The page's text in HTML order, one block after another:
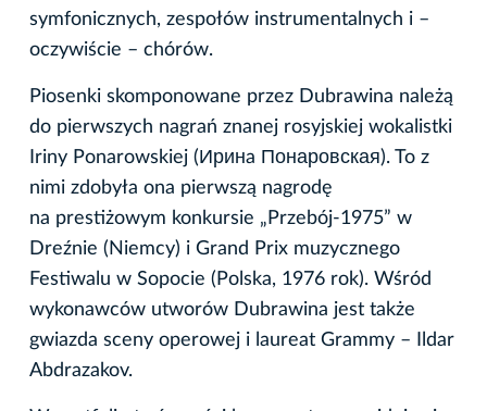
symfonicznych, zespołów instrumentalnych i –
oczywiście – chórów.
Piosenki skomponowane przez Dubrawina należą
do pierwszych nagrań znanej rosyjskiej wokalistki
Iriny Ponarowskiej (Иринa Понаровская). To z
nimi zdobyła ona pierwszą nagrodę
na prestiżowym konkursie „Przebój-1975” w
Dreźnie (Niemcy) i Grand Prix muzycznego
Festiwalu w Sopocie (Polska, 1976 rok). Wśród
wykonawców utworów Dubrawina jest także
gwiazda sceny operowej i laureat Grammy – Ildar
Abdrazakov.